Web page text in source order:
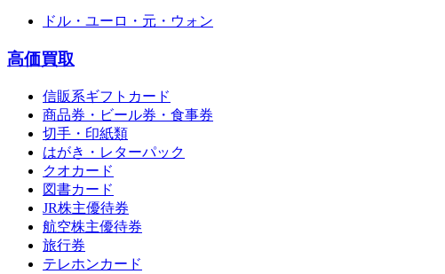
ドル・ユーロ・元・ウォン
高価買取
信販系ギフトカード
商品券・ビール券・食事券
切手・印紙類
はがき・レターパック
クオカード
図書カード
JR株主優待券
航空株主優待券
旅行券
テレホンカード